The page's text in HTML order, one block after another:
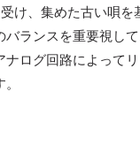
け、集めた古い唄
ランスを重要視し
ログ回路によって